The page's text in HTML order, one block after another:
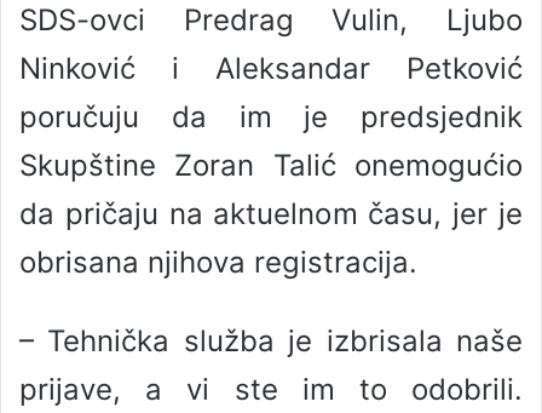
SDS-ovci Predrag Vulin, Ljubo
Ninković i Aleksandar Petković
poručuju da im je predsjednik
Skupštine Zoran Talić onemogućio
da pričaju na aktuelnom času, jer je
obrisana njihova registracija.
– Tehnička služba je izbrisala naše
prijave, a vi ste im to odobrili.